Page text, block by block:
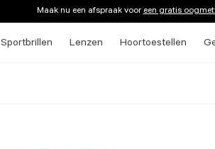
Maak nu een afspraak vooreen gratis
Sportbrillen Lenzen Hoortoestellen